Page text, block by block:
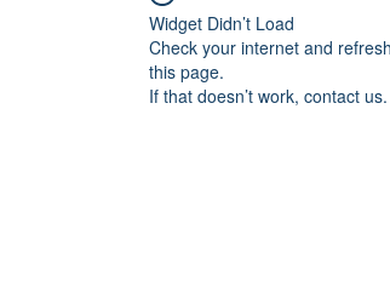
Widget Didn’t Load
Check your internet and refresh
this page.
If that doesn’t work, contact us.